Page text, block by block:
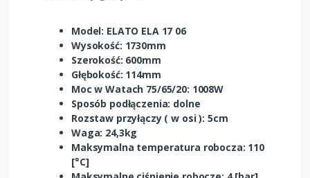
Model: ELATO ELA 17 06
Wysokość: 1730mm
Szerokość: 600mm
Głębokość: 114mm
Moc w Watach 75/65/20: 1008W
Sposób podłączenia: dolne
Rozstaw przyłączy ( w osi ): 5cm
Waga: 24,3kg
Maksymalna temperatura robocza: 110
[°C]